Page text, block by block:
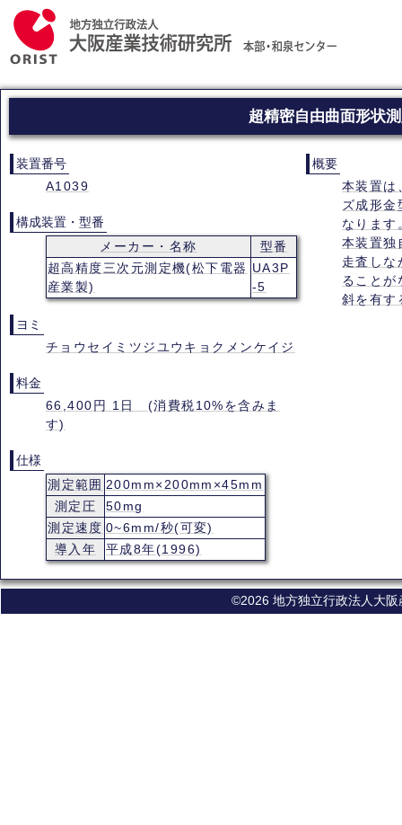
超精密自由曲面形状
装置番号
A1039
構成装置・型番
メーカー・名称
型番
超高精度三次元測定機(松下電器
産業製)
UA3P
-5
ヨミ
チョウセイミツジユウキョクメンケイジ
料金
66,400円 1日 (消費税10%を含みま
す)
仕様
測定範囲 200mm×200mm×45mm
測定圧
50mg
測定速度 0~6mm/秒(可変)
導入年
平成8年(1996)
概要
本装置は
ズ成形
なります
本装置独
走査しな
ること
斜を有す
©2026 地方独立行政法人大阪